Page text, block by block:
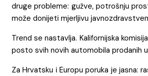
druge probleme: gužve, potrošnju
može donijeti mjerljivu
Trend se nastavlja. Kalifornijska
posto svih novih automobila prodanih u
Za Hrvatsku i Europu poruka je jasna: